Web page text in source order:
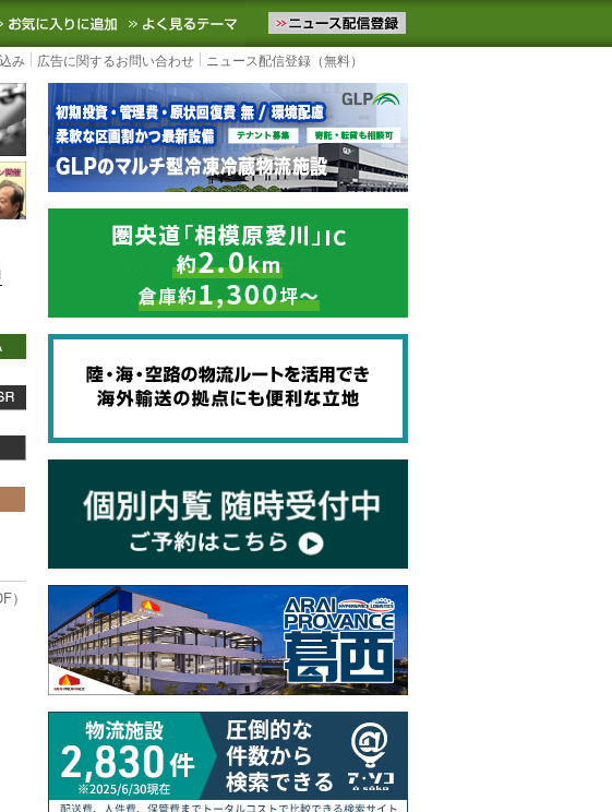
最新の物流ニュースをお届けします。物流ニュースメール配信を登録す
お気に入りに追加 よく見るテーマ
み 広告に関するお問い合わせ ニュース配信登録（無料）
）